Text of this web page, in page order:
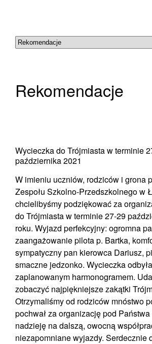
Rekomendacje
Wycieczka do Trójmiasta w terminie
października 2021
W imieniu uczniów, rodziców i grona
Zespołu Szkolno-Przedszkolnego w
chcielibyśmy podziękować za
do Trójmiasta w terminie 27-29
roku. Wyjazd perfekcyjny: ogromna
zaangażowanie pilota p. Bartka,
sympatyczny pan kierowca Dariusz,
smaczne jedzonko. Wycieczka
zaplanowanym harmonogramem.
zobaczyć najpiękniejsze zakątki
Otrzymaliśmy od rodziców mnóstwo
pochwał za organizację pod
nadzieję na dalszą, owocną
niezapomniane wyjazdy. Serdecznie